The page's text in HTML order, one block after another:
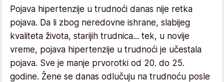
Pojava hipertenzije u trudnoći danas nije retka
pojava. Da li zbog neredovne ishrane, slabijeg
kvaliteta života, starijih trudnica... tek, u novije
vreme, pojava hipertenzije u trudnoći je učestala
pojava. Sve je manje prvorotki od 20. do 25.
godine. Žene se danas odlučuju na trudnoću posle